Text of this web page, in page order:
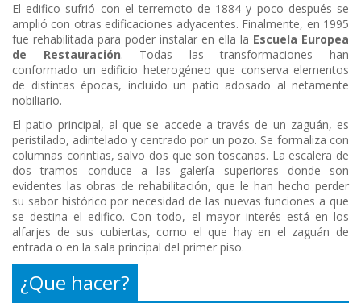
El edifico sufrió con el terremoto de 1884 y poco después se
amplió con otras edificaciones adyacentes. Finalmente, en 1995
fue rehabilitada para poder instalar en ella la Escuela Europea
de Restauración. Todas las transformaciones han
conformado un edificio heterogéneo que conserva elementos
de distintas épocas, incluido un patio adosado al netamente
nobiliario.
El patio principal, al que se accede a través de un zaguán, es
peristilado, adintelado y centrado por un pozo. Se formaliza con
columnas corintias, salvo dos que son toscanas. La escalera de
dos tramos conduce a las galería superiores donde son
evidentes las obras de rehabilitación, que le han hecho perder
su sabor histórico por necesidad de las nuevas funciones a que
se destina el edifico. Con todo, el mayor interés está en los
alfarjes de sus cubiertas, como el que hay en el zaguán de
entrada o en la sala principal del primer piso.
¿Que hacer?